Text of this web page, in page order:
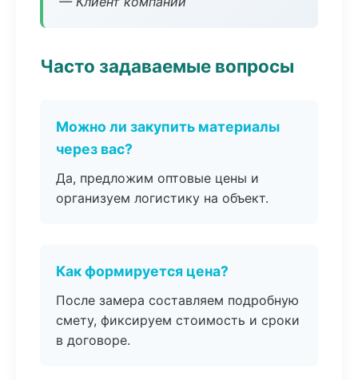
Часто задаваемые вопросы
Можно ли закупить материалы
через вас?
Да, предложим оптовые цены и
организуем логистику на объект.
Как формируется цена?
После замера составляем подробную
смету, фиксируем стоимость и сроки
в договоре.